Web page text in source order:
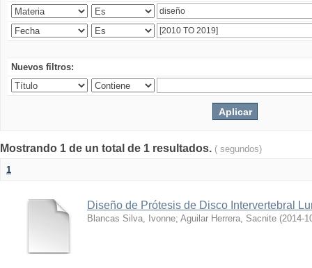
Nuevos filtros:
Mostrando 1 de un total de 1 resultados. ( segundos)
1
Diseño de Prótesis de Disco Intervertebral
Blancas Silva, Ivonne; Aguilar Herrera, Sacnite (2014-